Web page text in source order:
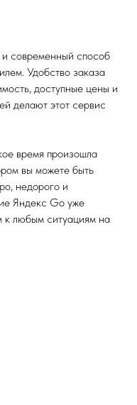
современный способ
Удобство заказа
доступные цены и
делают этот сервис
время произошла
вы можете быть
недорого и
Яндекс Go уже
к любым ситуациям на